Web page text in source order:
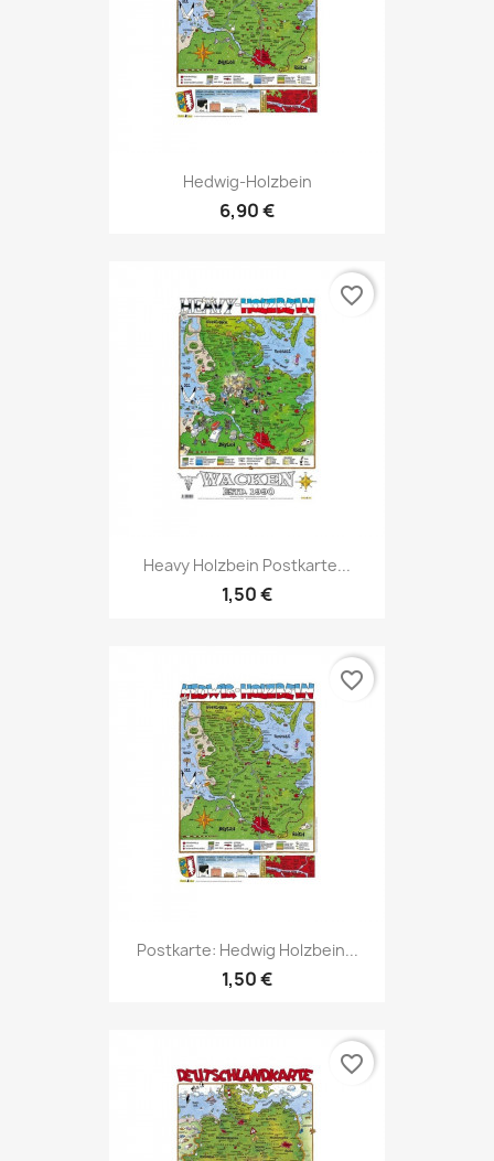
Hedwig-Holzbein
6,90 €
Heavy Holzbein Postkarte...
1,50 €
favorite_border
Postkarte: Hedwig Holzbein...
1,50 €
favorite_border
favorite_border